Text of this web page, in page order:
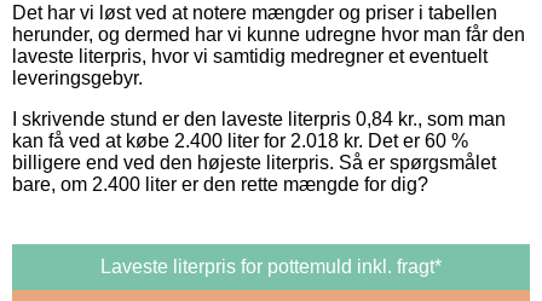
Det har vi løst ved at notere mængder og priser i tabellen
herunder, og dermed har vi kunne udregne hvor man får den
laveste literpris, hvor vi samtidig medregner et eventuelt
leveringsgebyr.
I skrivende stund er den laveste literpris 0,84 kr., som man
kan få ved at købe 2.400 liter for 2.018 kr. Det er 60 %
billigere end ved den højeste literpris. Så er spørgsmålet
bare, om 2.400 liter er den rette mængde for dig?
Laveste literpris for pottemuld inkl. fragt*